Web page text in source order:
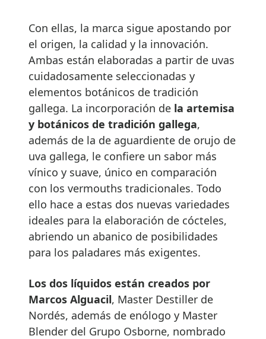
Con ellas, la marca sigue apostando por
el origen, la calidad y la innovación.
Ambas están elaboradas a partir de uvas
cuidadosamente seleccionadas y
elementos botánicos de tradición
gallega. La incorporación de la artemisa
y botánicos de tradición gallega,
además de la de aguardiente de orujo de
uva gallega, le confiere un sabor más
vínico y suave, único en comparación
con los vermouths tradicionales. Todo
ello hace a estas dos nuevas variedades
ideales para la elaboración de cócteles,
abriendo un abanico de posibilidades
para los paladares más exigentes.
Los dos líquidos están creados por
Marcos Alguacil, Master Destiller de
Nordés, además de enólogo y Master
Blender del Grupo Osborne, nombrado